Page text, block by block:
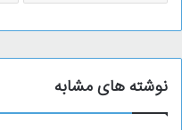
نوشته های مشابه